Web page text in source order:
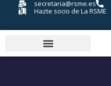
secretaria@rsme.es
Hazte socio de La RSME